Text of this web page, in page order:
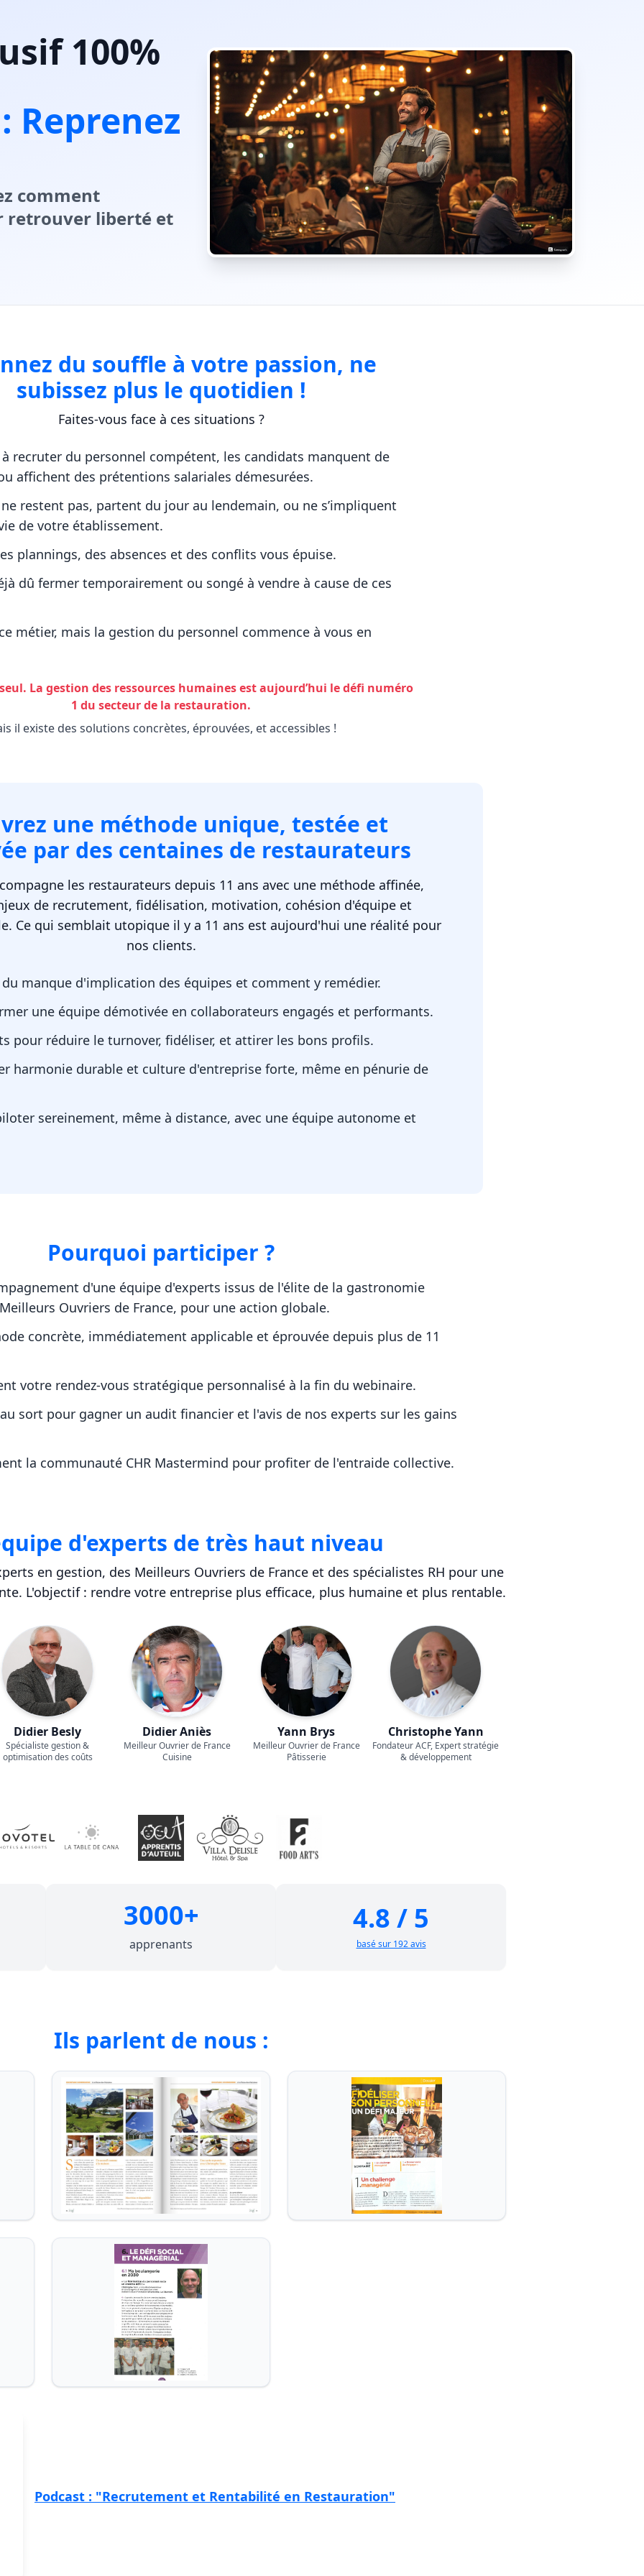
100%
Reprenez
comment
retrouver liberté et
du souffle à votre passion, ne
subissez plus le quotidien !
Faites-vous face à ces situations ?
à recruter du personnel compétent, les candidats manquent de
affichent des prétentions salariales démesurées.
restent pas, partent du jour au lendemain, ou ne s’impliquent
de votre établissement.
plannings, des absences et des conflits vous épuise.
dû fermer temporairement ou songé à vendre à cause de ces
métier, mais la gestion du personnel commence à vous en
seul. La gestion des ressources humaines est aujourd’hui le défi numéro
1 du secteur de la restauration.
il existe des solutions concrètes, éprouvées, et accessibles !
une méthode unique, testée et
par des centaines de restaurateurs
les restaurateurs depuis 11 ans avec une méthode affinée,
de recrutement, fidélisation, motivation, cohésion d'équipe et
Ce qui semblait utopique il y a 11 ans est aujourd'hui une réalité pour
nos clients.
manque d'implication des équipes et comment y remédier.
une équipe démotivée en collaborateurs engagés et performants.
pour réduire le turnover, fidéliser, et attirer les bons profils.
harmonie durable et culture d'entreprise forte, même en pénurie de
sereinement, même à distance, avec une équipe autonome et
Pourquoi participer ?
d'une équipe d'experts issus de l'élite de la gastronomie
Ouvriers de France, pour une action globale.
concrète, immédiatement applicable et éprouvée depuis plus de 11
votre rendez-vous stratégique personnalisé à la fin du webinaire.
sort pour gagner un audit financier et l'avis de nos experts sur les gains
la communauté CHR Mastermind pour profiter de l'entraide collective.
d'experts de très haut niveau
en gestion, des Meilleurs Ouvriers de France et des spécialistes RH pour une
L'objectif : rendre votre entreprise plus efficace, plus humaine et plus rentable.
Didier Besly
Spécialiste gestion &
optimisation des coûts
Didier Aniès
Meilleur Ouvrier de France
Cuisine
Yann Brys
Meilleur Ouvrier de France
Pâtisserie
Christophe Yann
Fondateur ACF, Expert stratégie
& développement
3000+
apprenants
4.8 / 5
basé sur 192 avis
Ils parlent de nous :
Podcast : "Recrutement et Rentabilité en Restauration"